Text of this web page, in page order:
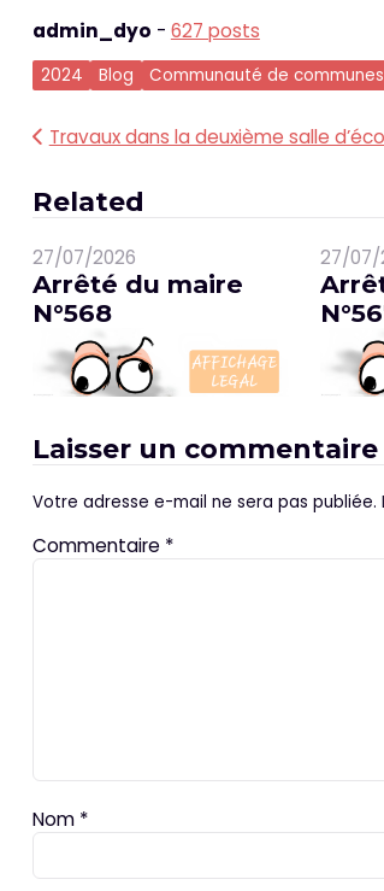
admin_dyo - 627 posts
2024 Blog Communauté de communes
Navigation
l’article
Travaux dans la deuxième salle
Related
27/07/2026
Arrêté du maire
N°568
27/07/
Laisser un commentaire
Votre adresse e-mail ne sera pas publiée.
Commentaire *
Nom *